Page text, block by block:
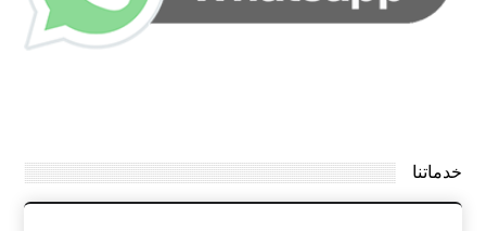
خدماتنا